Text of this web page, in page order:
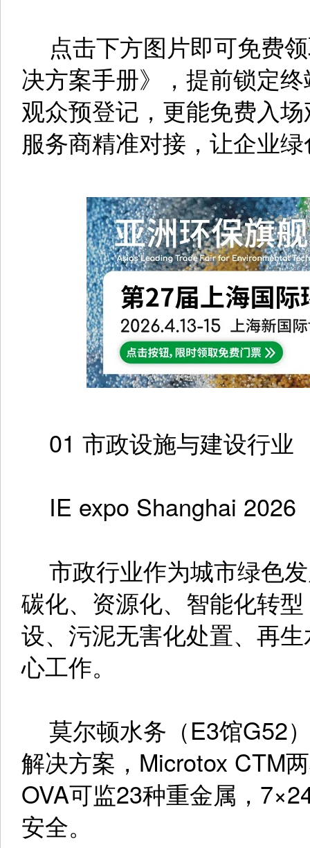
点击下方图片即可免费
决方案手册》，提前锁定
观众预登记，更能免费入
服务商精准对接，让企业
01 市政设施与建设行业
IE expo Shanghai 2026
市政行业作为城市绿色
碳化、资源化、智能化转
设、污泥无害化处置、再
心工作。
莫尔顿水务（E3馆G52
解决方案，Microtox CTM
OVA可监23种重金属，
安全。